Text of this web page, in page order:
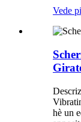
Vede
hè un